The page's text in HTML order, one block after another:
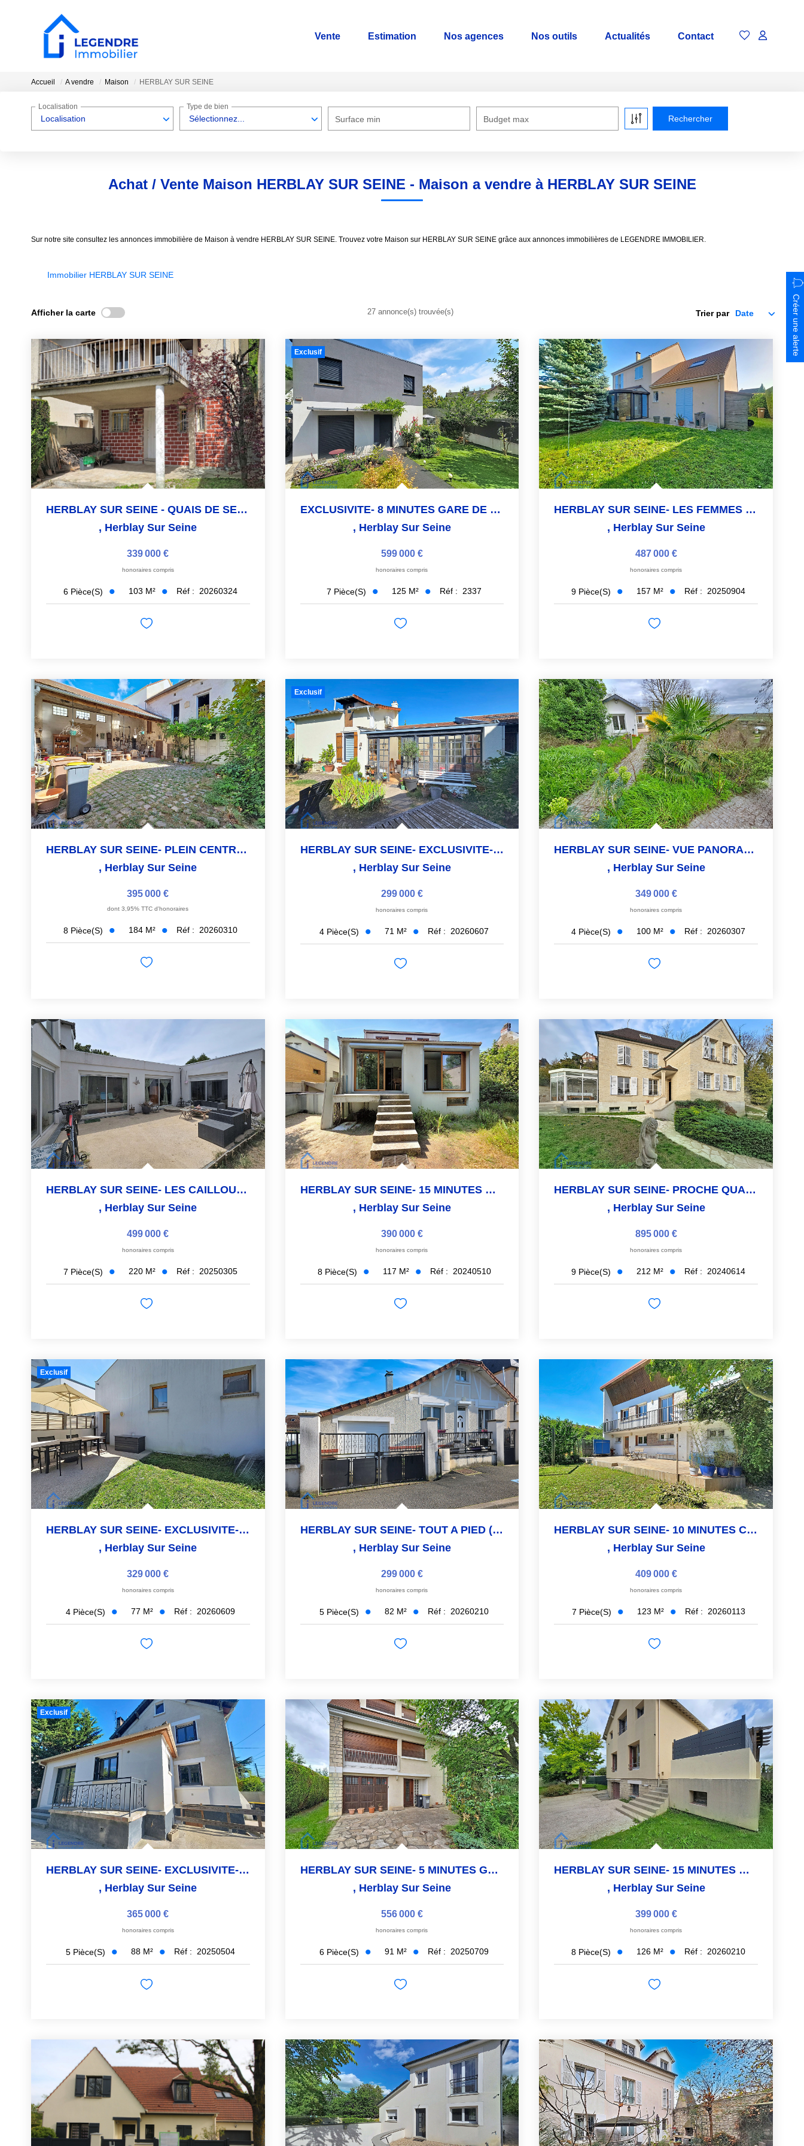
Vente Estimation Nos agences Nos outils Actualités Contact
Accueil A vendre Maison HERBLAY SUR SEINE
Localisation
Localisation
Sélectionnez...
Type de bien
Surface min Budget max
Achat / Vente Maison HERBLAY SUR SEINE - Maison a vendre à HERBLAY SUR SEINE
Sur notre site consultez les annonces immobilière de Maison à vendre HERBLAY SUR SEINE. Trouvez votre Maison sur HERBLAY SUR SEINE grâce aux annonces immobilières de LEGENDRE IMMOBILIER.
Immobilier HERBLAY SUR SEINE
Créer une alerte
Afficher la carte 27 annonce(s) trouvée(s) Trier par
HERBLAY SUR SEINE - QUAIS DE SEINE
, Herblay Sur Seine
339 000 €
honoraires compris
6 Pièce(s) 103 M² Réf : 20260324
Exclusif
EXCLUSIVITE- 8 MINUTES GARE DE LA FRETTE SUR SEINE
, Herblay Sur Seine
599 000 €
honoraires compris
7 Pièce(s) 125 M² Réf : 2337
HERBLAY SUR SEINE- LES FEMMES SAVANTES
, Herblay Sur Seine
487 000 €
honoraires compris
9 Pièce(s) 157 M² Réf : 20250904
HERBLAY SUR SEINE- PLEIN CENTRE VILLE
, Herblay Sur Seine
395 000 €
dont 3,95% TTC d'honoraires
8 Pièce(s) 184 M² Réf : 20260310
Exclusif
HERBLAY SUR SEINE- EXCLUSIVITE- 8 MINUTES GARE- 5 MINUTES...
, Herblay Sur Seine
299 000 €
honoraires compris
4 Pièce(s) 71 M² Réf : 20260607
HERBLAY SUR SEINE- VUE PANORAMIQUE SUR LA SEINE
, Herblay Sur Seine
349 000 €
honoraires compris
4 Pièce(s) 100 M² Réf : 20260307
HERBLAY SUR SEINE- LES CAILLOUX GRIS
, Herblay Sur Seine
499 000 €
honoraires compris
7 Pièce(s) 220 M² Réf : 20250305
HERBLAY SUR SEINE- 15 MINUTES GARE
, Herblay Sur Seine
390 000 €
honoraires compris
8 Pièce(s) 117 M² Réf : 20240510
HERBLAY SUR SEINE- PROCHE QUAIS DE SEINE- 7 MINUTES GARE A...
, Herblay Sur Seine
895 000 €
honoraires compris
9 Pièce(s) 212 M² Réf : 20240614
Exclusif
HERBLAY SUR SEINE- EXCLUSIVITE- Maison 3 Chambres Avec...
, Herblay Sur Seine
329 000 €
honoraires compris
4 Pièce(s) 77 M² Réf : 20260609
HERBLAY SUR SEINE- TOUT A PIED (GARE A 600M)
, Herblay Sur Seine
299 000 €
honoraires compris
5 Pièce(s) 82 M² Réf : 20260210
HERBLAY SUR SEINE- 10 MINUTES CENTRE VILLE- 15 MINUTES GARE
, Herblay Sur Seine
409 000 €
honoraires compris
7 Pièce(s) 123 M² Réf : 20260113
Exclusif
HERBLAY SUR SEINE- EXCLUSIVITE- 15 MINUTES GARE
, Herblay Sur Seine
365 000 €
honoraires compris
5 Pièce(s) 88 M² Réf : 20250504
HERBLAY SUR SEINE- 5 MINUTES GARE & CENTRE
, Herblay Sur Seine
556 000 €
honoraires compris
6 Pièce(s) 91 M² Réf : 20250709
HERBLAY SUR SEINE- 15 MINUTES GARE
, Herblay Sur Seine
399 000 €
honoraires compris
8 Pièce(s) 126 M² Réf : 20260210